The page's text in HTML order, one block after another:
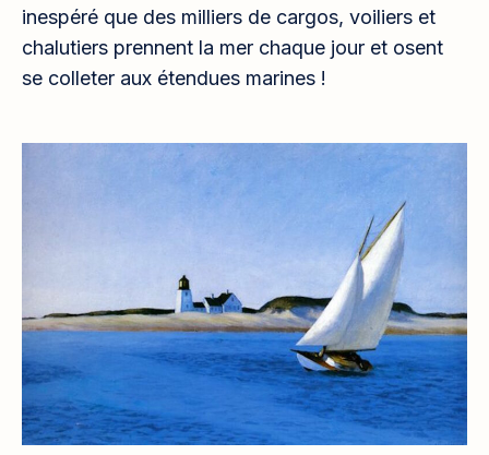
inespéré que des milliers de cargos, voiliers et
chalutiers prennent la mer chaque jour et osent
se colleter aux étendues marines !